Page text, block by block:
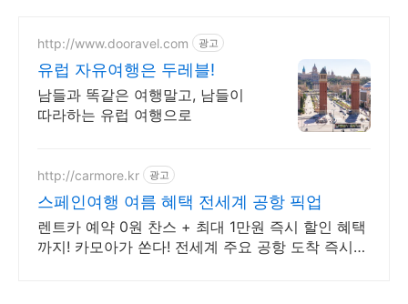
http://www.dooravel.com 광고
유럽 자유여행은 두레블!
남들과 똑같은 여행말고, 남들이
따라하는 유럽 여행으로
http://carmore.kr 광고
스페인여행 여름 혜택 전세계 공항 픽업
렌트카 예약 0원 찬스 + 최대 1만원 즉시 할인 혜택
까지! 카모아가 쏜다! 전세계 주요 공항 도착 즉시